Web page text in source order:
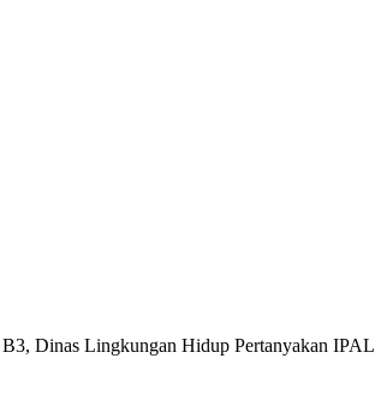
Dinas Lingkungan Hidup Pertanyakan IPAL